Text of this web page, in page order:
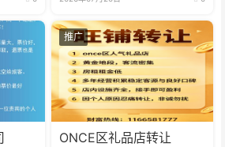
推广
ONCE区礼品店转让